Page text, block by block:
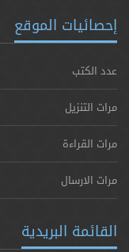
إحصائيات الموقع
عدد الكتب
مرات التنزيل
مرات القراءة
مرات الارسال
القائمة البريدية